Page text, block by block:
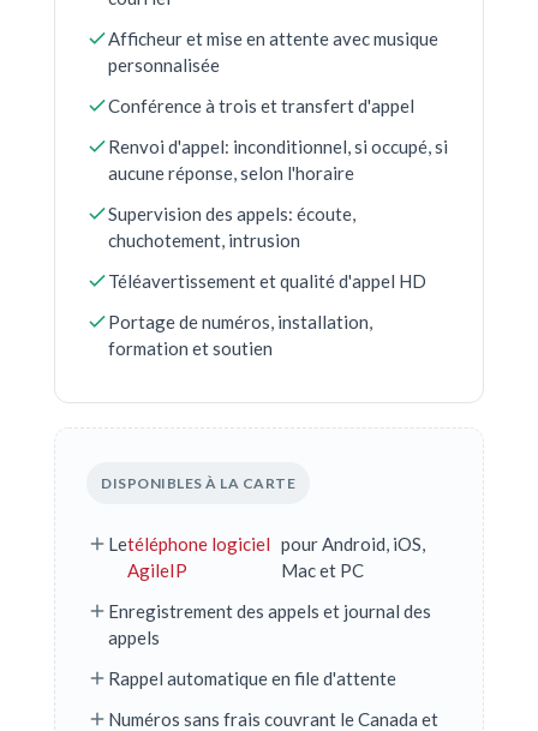
Afficheur et mise en attente avec musique
personnalisée
Conférence à trois et transfert d'appel
Renvoi d'appel: inconditionnel, si occupé, si
aucune réponse, selon l'horaire
Supervision des appels: écoute,
chuchotement, intrusion
Téléavertissement et qualité d'appel HD
Portage de numéros, installation,
formation et soutien
DISPONIBLES À LA CARTE
Letéléphone logiciel
AgileIP
pour Android, iOS,
Mac et PC
Enregistrement des appels et journal des
appels
Rappel automatique en file d'attente
Numéros sans frais couvrant le Canada et